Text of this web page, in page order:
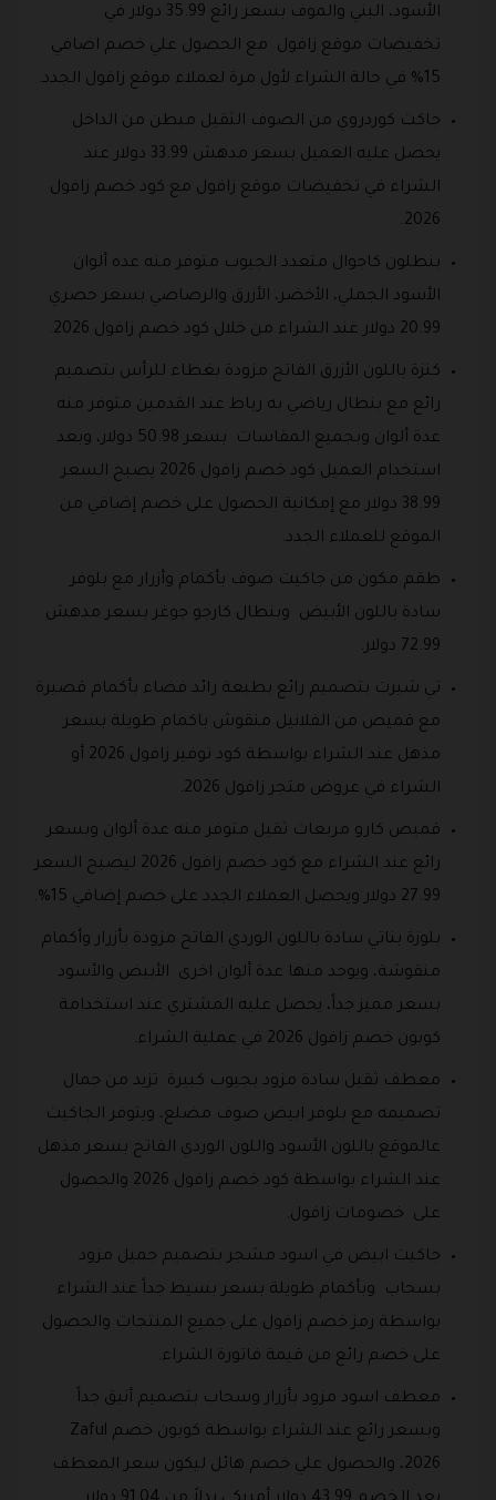
الأسود، البني والموف بسعر رائع 35.99 دولار في
تخفيضات موقع زافول مع الحصول علي خصم اضافي
15% في حالة الشراء لأول مرة لعملاء موقع زافول الجدد.
جاكت كوردروي من الصوف الثقيل مبطن من الداخل
يحصل عليه العميل بسعر مدهش 33.99 دولار عند
الشراء في تخفيضات موقع زافول مع كود خصم زافول
2026.
بنطلون كاجوال متعدد الجيوب متوفر منه عده ألوان
الأسود الجملي، الأخضر، الأزرق والرصاصي بسعر حصري
20.99 دولار عند الشراء من خلال كود خصم زافول 2026.
كنزة باللون الأزرق الفاتح مزودة بغطاء للرأس بتصميم
رائع مع بنطال رياضي به رباط عند القدمين متوفر منه
عدة ألوان وبجميع المقاسات بسعر 50.98 دولار، وبعد
استخدام العميل كود خصم زافول 2026 يصبح السعر
38.99 دولار مع إمكانية الحصول على خصم إضافي من
الموقع للعملاء الجدد.
طقم مكون من جاكيت صوف بأكمام وأزرار مع بلوفر
سادة باللون الأبيض وبنطال كارجو جوغر بسعر مدهش
72.99 دولار.
تي شيرت بتصميم رائع بطبعة رائد فضاء بأكمام قصيرة
مع قميص من الفلانيل منقوش باكمام طويلة بسعر
مذهل عند الشراء بواسطة كود توفير زافول 2026 أو
الشراء في عروض متجر زافول 2026.
قميص كارو مربعات ثقيل متوفر منه عدة ألوان وبسعر
رائع عند الشراء مع كود خصم زافول 2026 ليصبح السعر
27.99 دولار ويحصل العملاء الجدد على خصم إضافي 15%.
بلوزة بناتي سادة باللون الوردي الفاتح مزودة بأزرار وأكمام
منقوشة، ويوجد منها عدة ألوان اخرى الأبيض والأسود
بسعر مميز جداً، يحصل عليه المشتري عند استخدامة
كوبون خصم زافول 2026 في عملية الشراء.
معطف ثقيل سادة مزود بجيوب كبيرة تزيد من جمال
تصميمه مع بلوفر ابيض صوف مضلع، ويتوفر الجاكيت
عالموقع باللون الأسود واللون الوردي الفاتح بسعر مذهل
عند الشراء بواسطة كود خصم زافول 2026 والحصول
على خصومات زافول.
جاكيت ابيض في اسود مشجر بتصميم جميل مزود
بسحاب وبأكمام طويلة بسعر بسيط جداً عند الشراء
بواسطة رمز خصم زافول على جميع المنتجات والحصول
على خصم رائع من قيمة فاتورة الشراء.
معطف اسود مزود بأزرار وسحاب بتصميم أنيق جداً
وبسعر رائع عند الشراء بواسطة كوبون خصم Zaful
2026، والحصول علي خصم هائل ليكون سعر المعطف